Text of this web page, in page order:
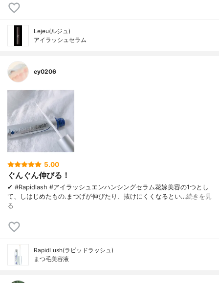
Lejeu(ルジュ)
アイラッシュセラム
ey0206
5.00
ぐんぐん伸びる！
✔︎ #Rapidlash #アイラッシュエンハンシングセラム 花嫁美容の1つとし
て、しはじめたもの. まつげが伸びたり、 抜けにくくなるとい…続きを見
る
RapidLush(ラピッドラッシュ)
まつ毛美容液